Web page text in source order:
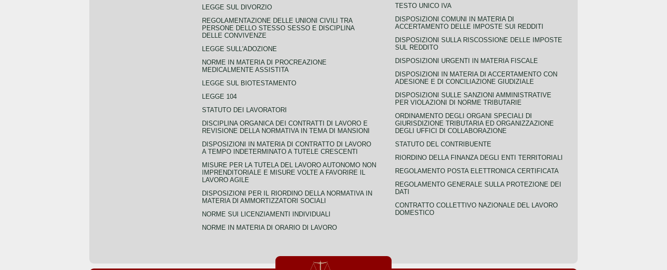
LEGGE SUL DIVORZIO
REGOLAMENTAZIONE DELLE UNIONI CIVILI TRA
PERSONE DELLO STESSO SESSO E DISCIPLINA
DELLE CONVIVENZE
LEGGE SULL'ADOZIONE
NORME IN MATERIA DI PROCREAZIONE
MEDICALMENTE ASSISTITA
LEGGE SUL BIOTESTAMENTO
LEGGE 104
STATUTO DEI LAVORATORI
DISCIPLINA ORGANICA DEI CONTRATTI DI LAVORO E
REVISIONE DELLA NORMATIVA IN TEMA DI MANSIONI
DISPOSIZIONI IN MATERIA DI CONTRATTO DI LAVORO
A TEMPO INDETERMINATO A TUTELE CRESCENTI
MISURE PER LA TUTELA DEL LAVORO AUTONOMO NON
IMPRENDITORIALE E MISURE VOLTE A FAVORIRE IL
LAVORO AGILE
DISPOSIZIONI PER IL RIORDINO DELLA NORMATIVA IN
MATERIA DI AMMORTIZZATORI SOCIALI
NORME SUI LICENZIAMENTI INDIVIDUALI
NORME IN MATERIA DI ORARIO DI LAVORO
TESTO UNICO IVA
DISPOSIZIONI COMUNI IN MATERIA DI
ACCERTAMENTO DELLE IMPOSTE SUI REDDITI
DISPOSIZIONI SULLA RISCOSSIONE DELLE IMPOSTE
SUL REDDITO
DISPOSIZIONI URGENTI IN MATERIA FISCALE
DISPOSIZIONI IN MATERIA DI ACCERTAMENTO CON
ADESIONE E DI CONCILIAZIONE GIUDIZIALE
DISPOSIZIONI SULLE SANZIONI AMMINISTRATIVE
PER VIOLAZIONI DI NORME TRIBUTARIE
ORDINAMENTO DEGLI ORGANI SPECIALI DI
GIURISDIZIONE TRIBUTARIA ED ORGANIZZAZIONE
DEGLI UFFICI DI COLLABORAZIONE
STATUTO DEL CONTRIBUENTE
RIORDINO DELLA FINANZA DEGLI ENTI TERRITORIALI
REGOLAMENTO POSTA ELETTRONICA CERTIFICATA
REGOLAMENTO GENERALE SULLA PROTEZIONE DEI
DATI
CONTRATTO COLLETTIVO NAZIONALE DEL LAVORO
DOMESTICO